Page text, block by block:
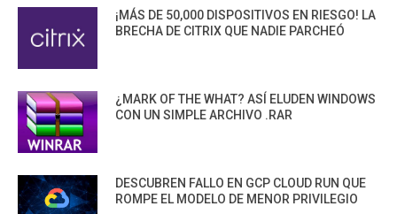
¡MÁS DE 50,000 DISPOSITIVOS EN RIESGO! LA
BRECHA DE CITRIX QUE NADIE PARCHEÓ
¿MARK OF THE WHAT? ASÍ ELUDEN WINDOWS
CON UN SIMPLE ARCHIVO .RAR
DESCUBREN FALLO EN GCP CLOUD RUN QUE
ROMPE EL MODELO DE MENOR PRIVILEGIO